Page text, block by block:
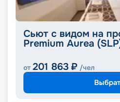
Сьют с видом на
Premium Aurea
от 201 863 ₽ /чел